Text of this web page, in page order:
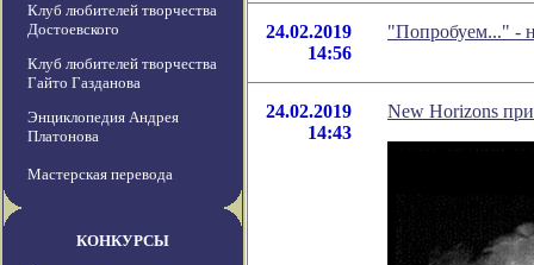
Клуб любителей творчества
Достоевского
Клуб любителей творчества
Гайто Газданова
Энциклопедия Андрея
Платонова
Мастерская перевода
КОНКУРСЫ
24.02.2019
14:56
"Попробуем..." -
24.02.2019
14:43
New Horizons